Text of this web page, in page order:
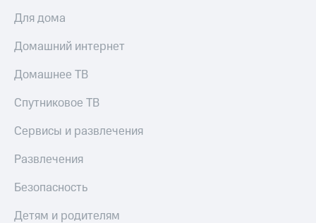
Для дома
Домашний интернет
Домашнее ТВ
Спутниковое ТВ
Сервисы и развлечения
Развлечения
Безопасность
Детям и родителям